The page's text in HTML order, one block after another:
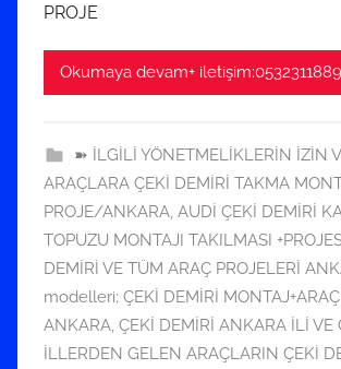
2
9
a
r
i
h
i
n
d
e
PROJE
Okumaya devam+
➽ İLGİLİ YÖNETMELİKLERİN İZİN
ARAÇLARA ÇEKİ DEMİRİ TAKMA
PROJE/ANKARA, AUDİ ÇEKİ DEMİRİ
TOPUZU MONTAJI TAKILMASI
DEMİRİ VE TÜM ARAÇ PROJELERİ
modelleri; ÇEKİ DEMİRİ
ANKARA, ÇEKİ DEMİRİ ANKARA İLİ VE
İLLERDEN GELEN ARAÇLARIN ÇEKİ